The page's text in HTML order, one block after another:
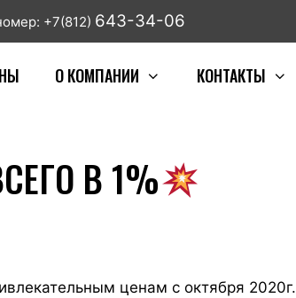
+7(812) 643-34-06
О КОМПАНИИ КОНТАКТЫ
В 1%
ценам с октября 2020г.